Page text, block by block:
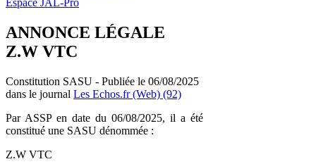
Espace JAL-Pro
ANNONCE LÉGALE
Z.W VTC
Constitution SASU - Publiée le 06/08/2025
dans le journal Les Echos.fr (Web) (92)
Par ASSP en date du 06/08/2025, il a été
constitué une SASU dénommée :
Z.W VTC